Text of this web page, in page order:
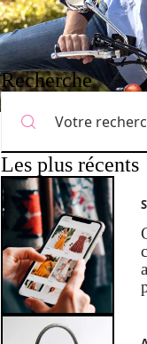
Recherche
Les plus récents